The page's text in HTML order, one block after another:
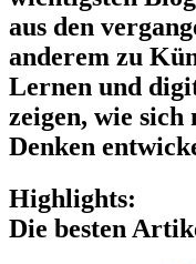
aus den
anderem zu
Lernen und
zeigen, wie
Denken
Highlights:
Die besten